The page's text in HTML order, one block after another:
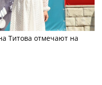
Титова отмечают на